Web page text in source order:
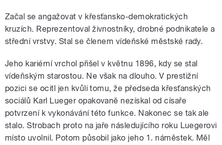
Začal se angažovat v křesťansko-demokratických
kruzích. Reprezentoval živnostníky, drobné podnikatele a
střední vrstvy. Stal se členem vídeňské městské rady.
Jeho kariérní vrchol přišel v květnu 1896, kdy se stal
vídeňským starostou. Ne však na dlouho. V prestižní
pozici se ocitl jen kvůli tomu, že předseda křesťanských
sociálů Karl Luegeropakovaně nezískal od císaře
potvrzení k vykonávání této funkce. Nakonec se tak ale
stalo. Strobach proto na jaře následujícího roku Luegerovi
místo uvolnil. Potom působil jako jeho 1. náměstek. Měl